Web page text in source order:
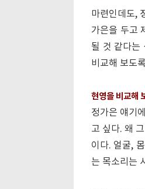
마련인데도,
가은을 두고
될 것 같다는
비교해 보도
현영을 비교해
정가은 얘기
고 싶다. 왜
이다. 얼굴,
는 목소리는